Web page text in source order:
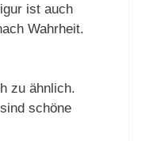
ist auch
Wahrheit.
zu ähnlich.
schöne